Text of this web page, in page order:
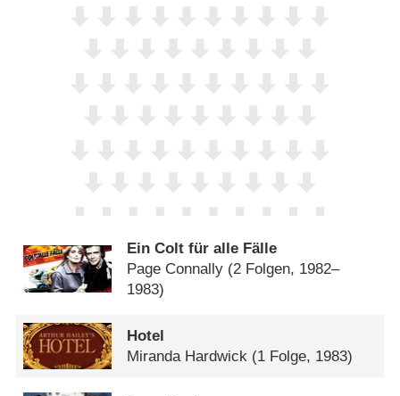
Ein Colt für alle Fälle
Page Connally (2 Folgen, 1982–
1983)
Hotel
Miranda Hardwick (1 Folge, 1983)